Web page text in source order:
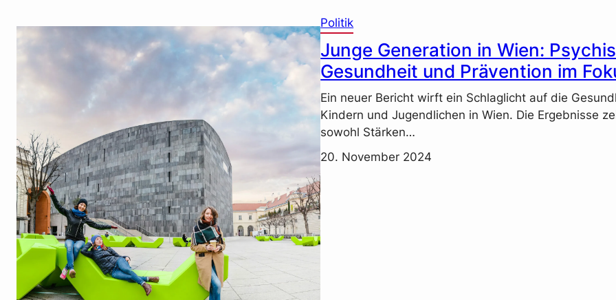
Politik
Junge Generation in Wien:
Gesundheit und Prävention im
Ein neuer Bericht wirft ein Schlaglicht auf die
Kindern und Jugendlichen in Wien. Die Ergebnisse
sowohl Stärken…
20. November 2024